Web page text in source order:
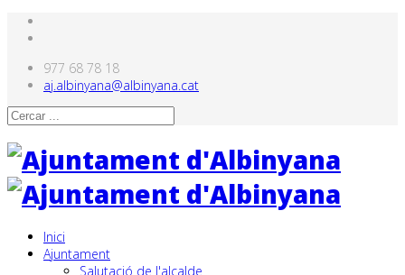
977 68 78 18
aj.albinyana@albinyana.cat
Inici
Ajuntament
Salutació de l'alcalde